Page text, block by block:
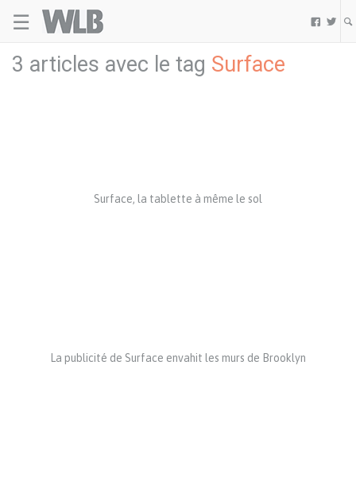
☰  
3 articles avec le tag Surface
Surface, la tablette à même le sol
La publicité de Surface envahit les murs de Brooklyn